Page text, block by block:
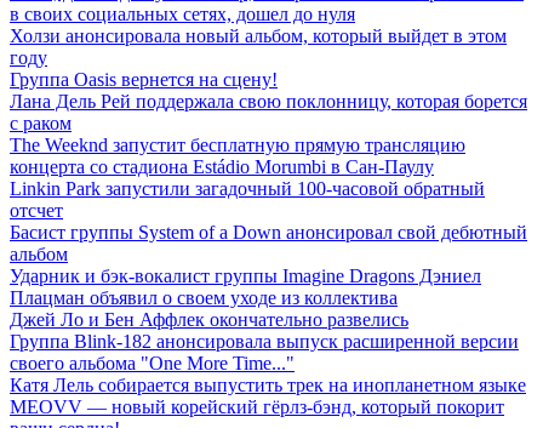
в своих социальных сетях, дошел до нуля
Холзи анонсировала новый альбом, который выйдет в этом
году
Группа Oasis вернется на сцену!
Лана Дель Рей поддержала свою поклонницу, которая борется
с раком
The Weeknd запустит бесплатную прямую трансляцию
концерта со стадиона Estádio Morumbi в Сан-Паулу
Linkin Park запустили загадочный 100-часовой обратный
отсчет
Басист группы System of a Down анонсировал свой дебютный
альбом
Ударник и бэк-вокалист группы Imagine Dragons Дэниел
Плацман объявил о своем уходе из коллектива
Джей Ло и Бен Аффлек окончательно развелись
Группа Blink-182 анонсировала выпуск расширенной версии
своего альбома "One More Time..."
Катя Лель собирается выпустить трек на инопланетном языке
MEOVV — новый корейский гёрлз-бэнд, который покорит